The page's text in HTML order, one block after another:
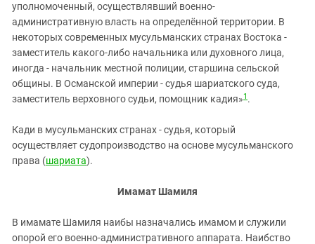
Ростовская область
Северная Осетия - Алания
СКФО
Ставропольский край
Чечня
Южный Кавказ
ЮФО
уполномоченный, осуществлявший военно-
административную власть на определённой территории. В
некоторых современных мусульманских странах Востока -
заместитель какого-либо начальника или духовного лица,
иногда - начальник местной полиции, старшина сельской
общины. В Османской империи - судья шариатского суда,
заместитель верховного судьи, помощник кадия»1 .
Кади в мусульманских странах - судья, который
осуществляет судопроизводство на основе мусульманского
права (шариата).
Имамат Шамиля
В имамате Шамиля наибы назначались имамом и служили
опорой его военно-административного аппарата. Наибство